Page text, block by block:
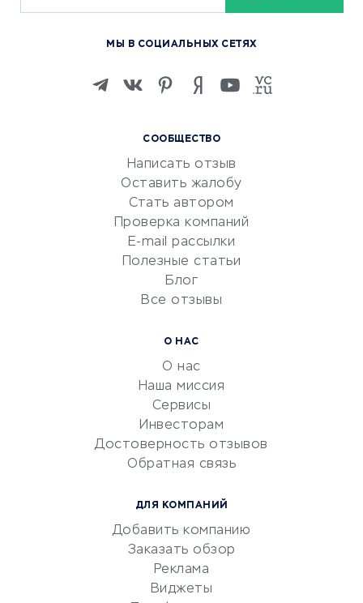
Изучение иностранных
Маркетинг и продажи
Репетиторство
Красота и здоровье
Сервисы по поиску работы
Сетевой маркетинг
УСЛУГИ ДЛЯ БИЗНЕСА
документооборот
Юридические компании
Бухгалтерия онлайн
СООБЩЕСТВО
Написать отзыв
Оставить жалобу
Стать автором
Проверка компаний
E-mail рассылки
Полезные статьи
Блог
Все отзывы
О НАС
О нас
Наша миссия
Сервисы
Инвесторам
Достоверность отзывов
Обратная связь
ДЛЯ КОМПАНИЙ
Добавить компанию
Заказать обзор
Реклама
Виджеты
МЫ В СОЦИАЛЬНЫХ СЕТЯХ